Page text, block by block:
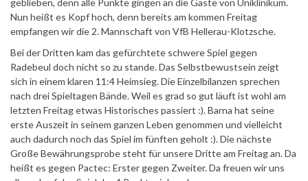
Nun heißt es Kopf hoch, denn bereits am kommen Freitag
empfangen wir die 2. Mannschaft von VfB Hellerau-Klotzsche.
Bei der Dritten kam das gefürchtete schwere Spiel gegen
Radebeul doch nicht so zu stande. Das Selbstbewustsein zeigt
sich in einem klaren 11:4 Heimsieg. Die Einzelbilanzen sprechen
nach drei Spieltagen Bände. Weil es grad so gut läuft ist wohl am
letzten Freitag etwas Historisches passiert :). Barna hat seine
erste Auszeit in seinem ganzen Leben genommen und vielleicht
auch dadurch noch das Spiel im fünften geholt :). Die nächste
Große Bewährungsprobe steht für unsere Dritte am Freitag an. Da
heißt es gegen Pactec: Erster gegen Zweiter. Da freuen wir uns